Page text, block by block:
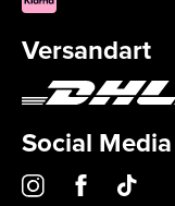
Versandart
Social Media